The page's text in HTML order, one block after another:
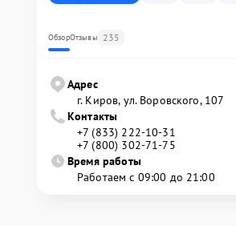
ОбзорОтзывы 235
Адрес
г. Киров, ул. Воровского, 107
Контакты
+7 (833) 222-10-31
+7 (800) 302-71-75
Время работы
Работаем с 09:00 до 21:00